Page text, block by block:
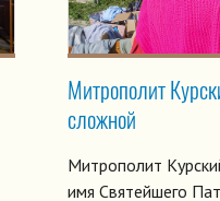
Митрополит
сложной
Митрополит
имя Святейшего